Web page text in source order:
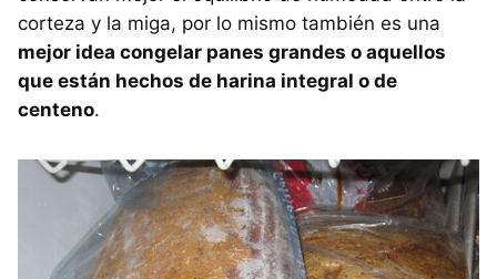
corteza y la miga, por lo mismo también es una
mejor idea congelar panes grandes o aquellos
que están hechos de harina integral o de
centeno.